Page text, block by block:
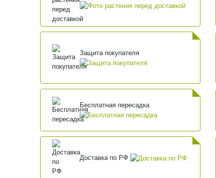
Защита покупателя
Бесплатная пересадка
Доставка по РФ